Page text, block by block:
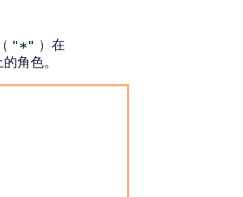
"*" ）在
角色。